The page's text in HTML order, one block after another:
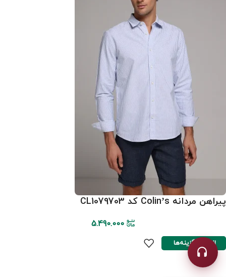
پیراهن مردانه Colin’s کد CL1079703
5.490.000
انتخاب گزینه‌ها